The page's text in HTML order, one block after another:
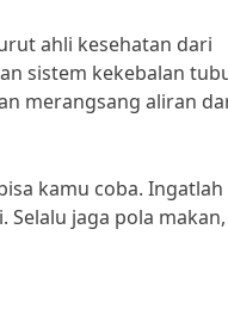
ahli kesehatan dari
sistem kekebalan
merangsang aliran
kamu coba. Ingatlah
jaga pola makan,